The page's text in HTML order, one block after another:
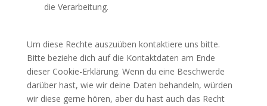
die Verarbeitung.
Um diese Rechte auszuüben kontaktiere uns bitte.
Bitte beziehe dich auf die Kontaktdaten am Ende
dieser Cookie-Erklärung. Wenn du eine Beschwerde
darüber hast, wie wir deine Daten behandeln, würden
wir diese gerne hören, aber du hast auch das Recht